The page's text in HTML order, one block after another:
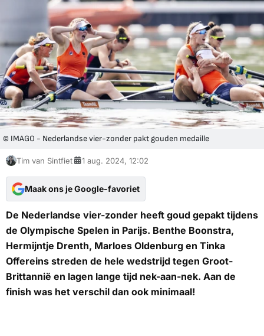
© IMAGO - Nederlandse vier-zonder pakt gouden medaille
Tim van Sintfiet 1 aug. 2024, 12:02
Maak ons je Google-favoriet
De Nederlandse vier-zonder heeft goud gepakt tijdens
de Olympische Spelen in Parijs. Benthe Boonstra,
Hermijntje Drenth, Marloes Oldenburg en Tinka
Offereins streden de hele wedstrijd tegen Groot-
Brittannië en lagen lange tijd nek-aan-nek. Aan de
finish was het verschil dan ook minimaal!